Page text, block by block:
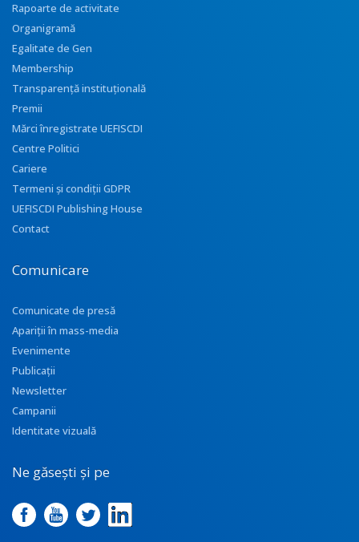
Rapoarte de activitate
Organigramă
Egalitate de Gen
Membership
Transparenţă instituţională
Premii
Mărci înregistrate UEFISCDI
Centre Politici
Cariere
Termeni și condiții GDPR
UEFISCDI Publishing House
Contact
Comunicare
Comunicate de presă
Apariţii în mass-media
Evenimente
Publicații
Newsletter
Campanii
Identitate vizuală
Ne găsești și pe